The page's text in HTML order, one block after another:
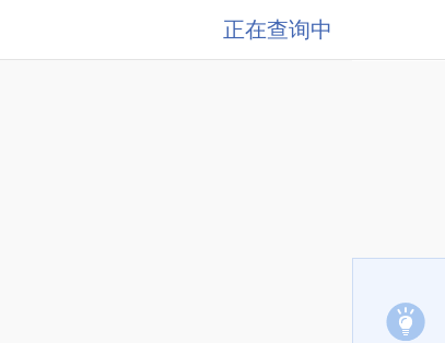
正在查询中